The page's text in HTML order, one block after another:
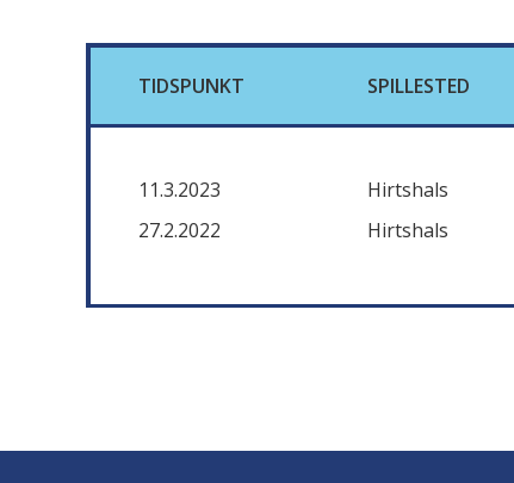
TIDSPUNKT SPILLESTED
11.3.2023 Hirtshals
27.2.2022
Hirtshals